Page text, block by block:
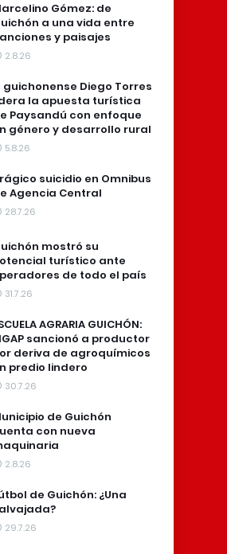
Gómez: de
a una vida entre
y paisajes
2.8.26
guichonense Diego Torres
la apuesta turística
Paysandú con enfoque
género y desarrollo rural
5.8.26
suicidio en Omnibus
Agencia Central
28.7.26
mostró su
turístico ante
de todo el país
31.7.26
AGRARIA GUICHÓN:
sancionó a productor
deriva de agroquímicos
predio lindero
30.7.26
de Guichón
con nueva
2.8.26
de Guichón: ¿Una
29.7.26